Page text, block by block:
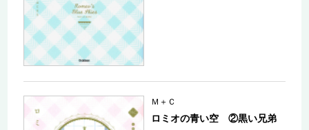
Ｍ＋Ｃ
ロミオの青い空 ②黒い兄弟